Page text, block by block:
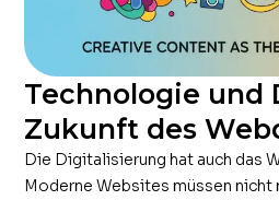
Technologie und
Zukunft des
Die Digitalisierung hat auch das
Moderne Websites müssen nicht